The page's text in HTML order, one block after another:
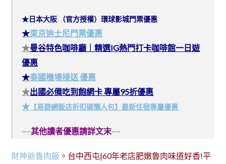
★日本大阪 （官方授權）環球影城門票優惠
★東京迪士尼門票優惠
★曼谷特色咖啡廳｜精選IG熱門打卡咖啡館一日遊
優惠
★泰國機場接送 優惠
★出國必備吃到飽網卡 專屬95折優惠
★ 【易遊網飯店折扣碼懶人包】最新住宿專屬優惠
~~其他讀者優惠請詳文末~~
財神爺魯肉飯 。台中西屯|60年老店肥嫩魯肉味道好香!平